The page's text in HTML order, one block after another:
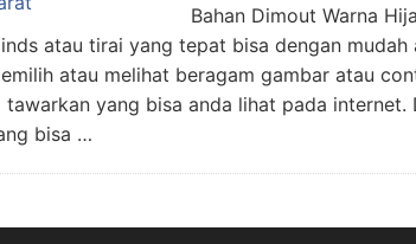
Bahan Dimout Warna
atau tirai yang tepat bisa dengan mudah
atau melihat beragam gambar atau
tawarkan yang bisa anda lihat pada internet.
bisa …